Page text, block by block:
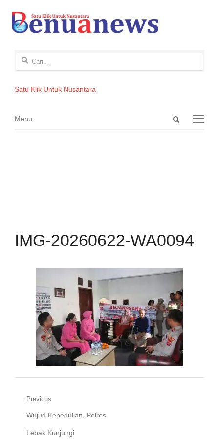
Cari
Satu Klik Untuk Nusantara
Open
Menu
Menu
IMG-20260622-WA0094
Navigasi
pos
Previous
Previous
post:
Wujud Kepedulian, Polres
Lebak Kunjungi